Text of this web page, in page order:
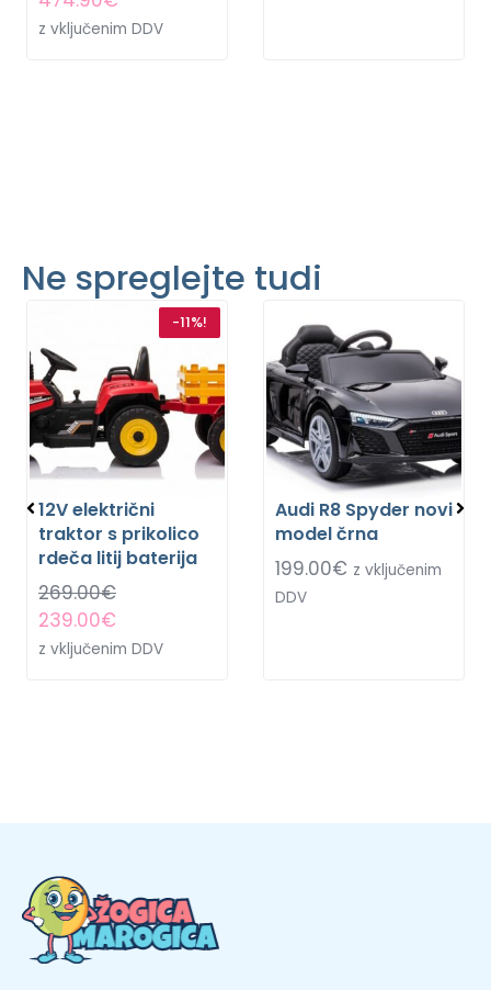
z vključenim DDV
Ne spreglejte tudi
-11%!
12V električni
traktor s prikolico
rdeča litij baterija
269.00€
239.00€
z vključenim DDV
Audi R8 Spyder novi
model črna
199.00€ z vključenim
DDV